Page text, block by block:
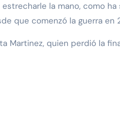
la mano, como ha
que comenzó la guerra en
Martinez, quien perdió la